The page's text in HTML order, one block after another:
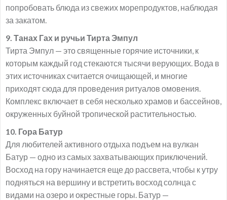
попробовать блюда из свежих морепродуктов, наблюдая
за закатом.
9. Танах Гах и ручьи Тирта Эмпул
Тирта Эмпул — это священные горячие источники, к
которым каждый год стекаются тысячи верующих. Вода в
этих источниках считается очищающей, и многие
приходят сюда для проведения ритуалов омовения.
Комплекс включает в себя несколько храмов и бассейнов,
окруженных буйной тропической растительностью.
10. Гора Батур
Для любителей активного отдыха подъем на вулкан
Батур — одно из самых захватывающих приключений.
Восход на гору начинается еще до рассвета, чтобы к утру
подняться на вершину и встретить восход солнца с
видами на озеро и окрестные горы. Батур —